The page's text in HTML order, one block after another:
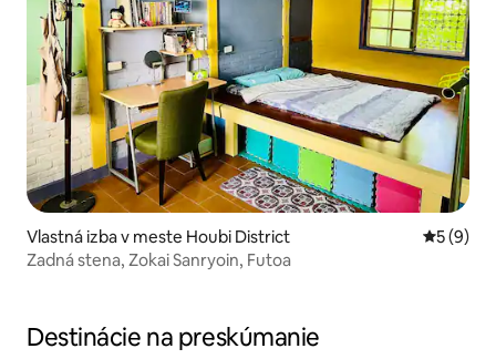
Vlastná izba v meste Houbi District
5 (9)
Zadná stena, Zokai Sanryoin, Futoa
Destinácie na preskúmanie